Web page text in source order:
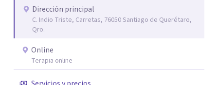
Dirección principal
C. Indio Triste, Carretas, 76050 Santiago de Querétaro,
Qro.
Online
Terapia online